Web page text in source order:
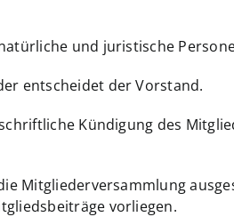
und juristische
entscheidet der Vorstand.
Kündigung des
Mitgliederversammlung
vorliegen.